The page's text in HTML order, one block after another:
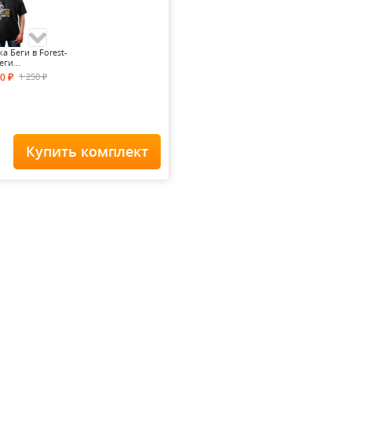
Беги в Forest-
₽ 1 250₽
Forest-Home Staff
Купить комплект